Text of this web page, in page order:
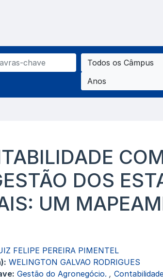
Todos os Câmpus
Anos
DOS
UM
FELIPE PEREIRA PIMENTEL
WELINGTON GALVAO RODRIGUES
Gestão do Agronegócio. ,